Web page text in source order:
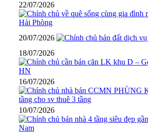
22/07/2026
20/07/2026
18/07/2026
16/07/2026
10/07/2026